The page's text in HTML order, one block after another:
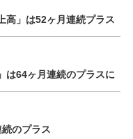
高」は52ヶ月連続プラス
は64ヶ月連続のプラスに
のプラス